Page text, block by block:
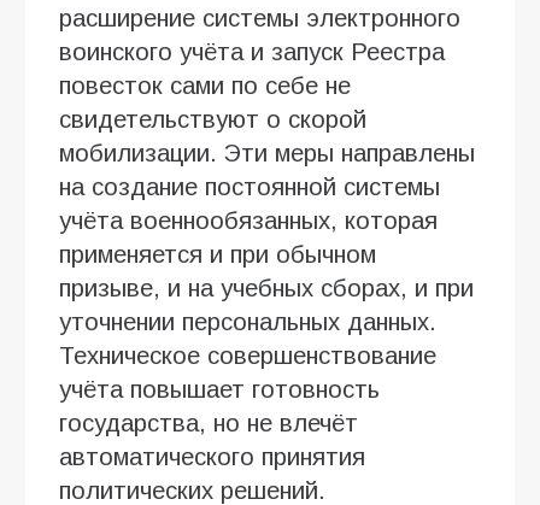
расширение системы электронного
воинского учёта и запуск Реестра
повесток сами по себе не
свидетельствуют о скорой
мобилизации. Эти меры направлены
на создание постоянной системы
учёта военнообязанных, которая
применяется и при обычном
призыве, и на учебных сборах, и при
уточнении персональных данных.
Техническое совершенствование
учёта повышает готовность
государства, но не влечёт
автоматического принятия
политических решений.